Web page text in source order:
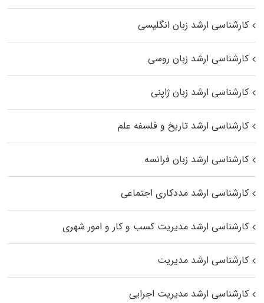
کارشناسی ارشد زبان انگلیسی
کارشناسی ارشد زبان روسی
کارشناسی ارشد زبان ژاپنی
کارشناسی ارشد تاریخ و فلسفه علم
کارشناسی ارشد زبان فرانسه
کارشناسی ارشد مددکاری اجتماعی
کارشناسی ارشد مدیریت کسب و کار و امور شهری
کارشناسی ارشد مدیریت
کارشناسی ارشد مدیریت اجرایی